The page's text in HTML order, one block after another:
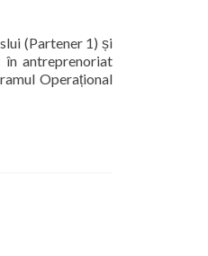
(Partener 1) și
în antreprenoriat
Operațional